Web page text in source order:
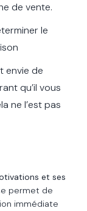
de vente.
le
envie de
qu’il vous
ne l’est pas
et ses
permet de
immédiate